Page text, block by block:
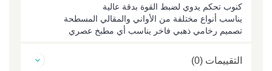
كنوب تحكم يدوي لضبط القوة بدقة عالية
يناسب أنواع مختلفة من الأواني والمقالي المسطحة
تصميم رخامي ذهبي فاخر يناسب أي مطبخ عصري
التقييمات (0)